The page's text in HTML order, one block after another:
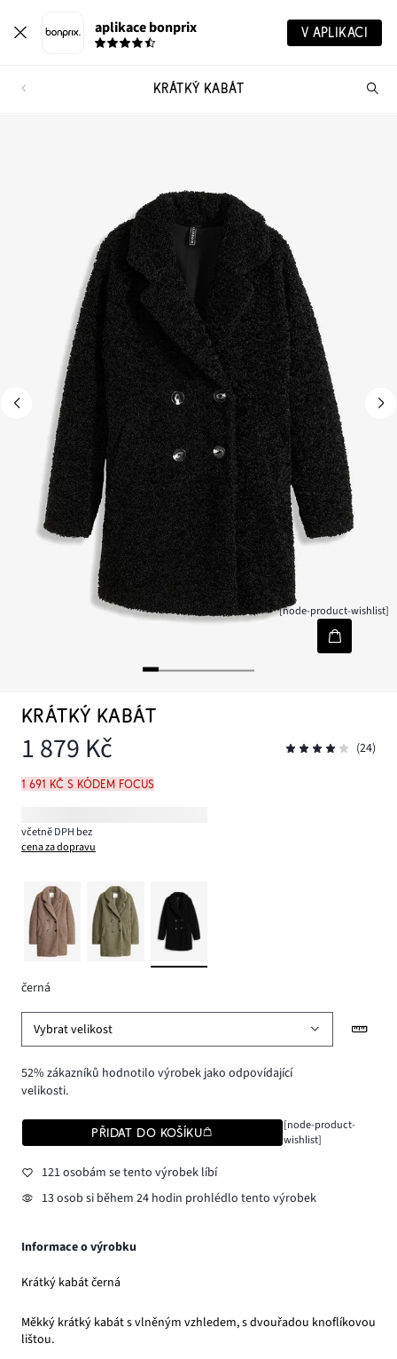
aplikace bonprix V APLIKACI
KRÁTKÝ KABÁT
[node-product-wishlist]
KRÁTKÝ KABÁT
1 879 Kč (24)
1 691 Kč s kódem FOCUS
včetně DPH bez
cena za dopravu
černá
Vybrat velikost
52% zákazníků hodnotilo výrobek jako odpovídající
velikosti.
PŘIDAT DO KOŠÍKU
[node-product-
wishlist]
121 osobám se tento výrobek líbí
13 osob si během 24 hodin prohlédlo tento výrobek
Informace o výrobku
Krátký kabát černá
Měkký krátký kabát s vlněným vzhledem, s dvouřadou knoflíkovou
lištou.